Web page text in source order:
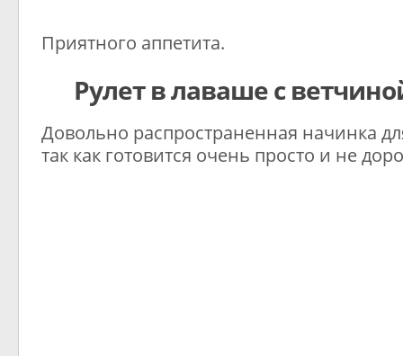
Приятного аппетита.
Рулет в лаваше с
Довольно распространенная начинка
так как готовится очень просто и не